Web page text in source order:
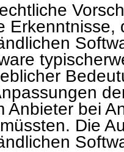
Anbieter bei
Die